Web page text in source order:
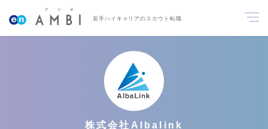
若手ハイキャリアのスカウト転職
株式会社Albalink